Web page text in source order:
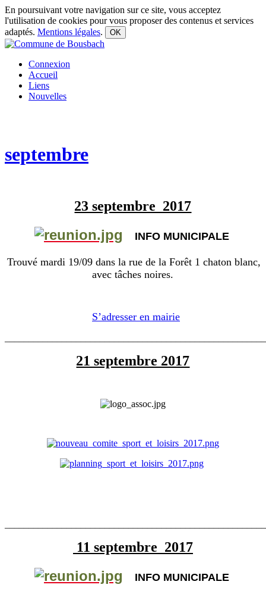
En poursuivant votre navigation sur ce site, vous acceptez
l'utilisation de cookies pour vous proposer des contenus et services
adaptés. Mentions légales. OK
Connexion
Accueil
Liens
Nouvelles
septembre
23 septembre 2017
INFO MUNICIPALE
Trouvé mardi 19/09 dans la rue de la Forêt 1 chaton blanc,
avec tâches noires.
S’adresser en mairie
21 septembre 2017
11 septembre 2017
INFO MUNICIPALE